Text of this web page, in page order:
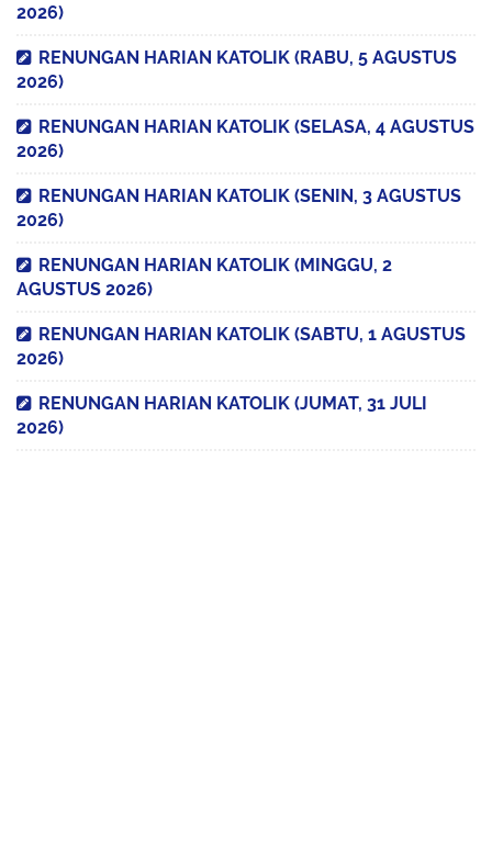
2026)
RENUNGAN HARIAN KATOLIK (RABU, 5 AGUSTUS
2026)
RENUNGAN HARIAN KATOLIK (SELASA, 4 AGUSTUS
2026)
RENUNGAN HARIAN KATOLIK (SENIN, 3 AGUSTUS
2026)
RENUNGAN HARIAN KATOLIK (MINGGU, 2
AGUSTUS 2026)
RENUNGAN HARIAN KATOLIK (SABTU, 1 AGUSTUS
2026)
RENUNGAN HARIAN KATOLIK (JUMAT, 31 JULI
2026)